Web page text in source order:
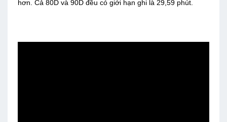
hơn. Cả 80D và 90D đều có giới hạn ghi là 29,59 phút.